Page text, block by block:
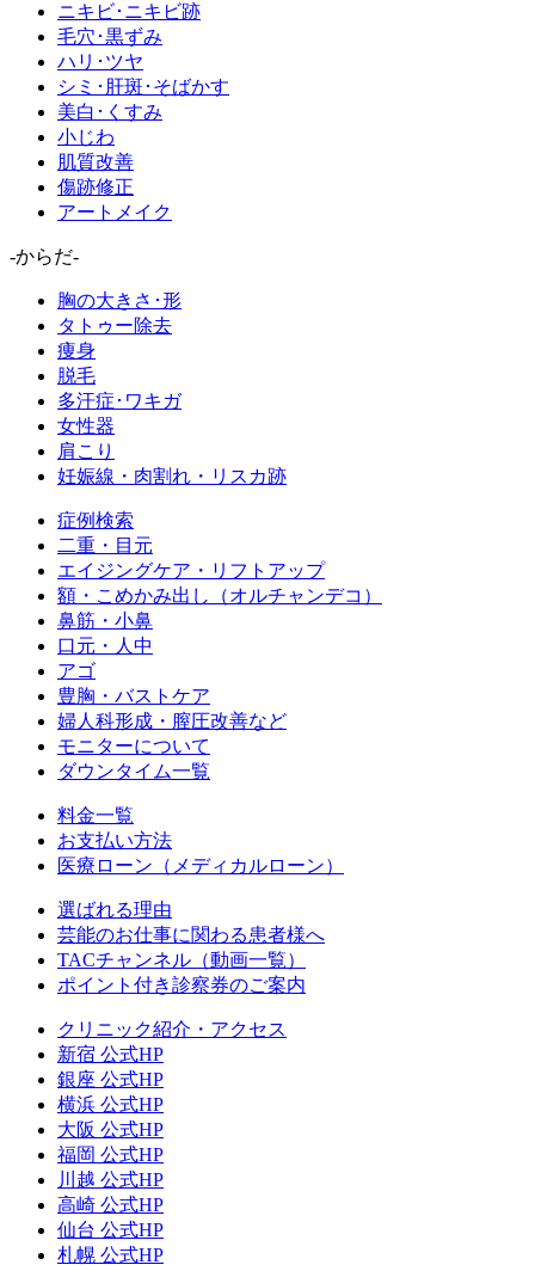
ニキビ･ニキビ跡
毛穴･黒ずみ
ハリ･ツヤ
シミ･肝斑･そばかす
美白･くすみ
小じわ
肌質改善
傷跡修正
アートメイク
-からだ-
胸の大きさ･形
タトゥー除去
痩身
脱毛
多汗症･ワキガ
女性器
肩こり
妊娠線・肉割れ・リスカ跡
症例検索
二重・目元
エイジングケア・リフトアップ
額・こめかみ出し（オルチャンデコ）
鼻筋・小鼻
口元・人中
アゴ
豊胸・バストケア
婦人科形成・膣圧改善など
モニターについて
ダウンタイム一覧
料金一覧
お支払い方法
医療ローン（メディカルローン）
選ばれる理由
芸能のお仕事に関わる患者様へ
TACチャンネル（動画一覧）
ポイント付き診察券のご案内
クリニック紹介・アクセス
新宿 公式HP
銀座 公式HP
横浜 公式HP
大阪 公式HP
福岡 公式HP
川越 公式HP
高崎 公式HP
仙台 公式HP
札幌 公式HP